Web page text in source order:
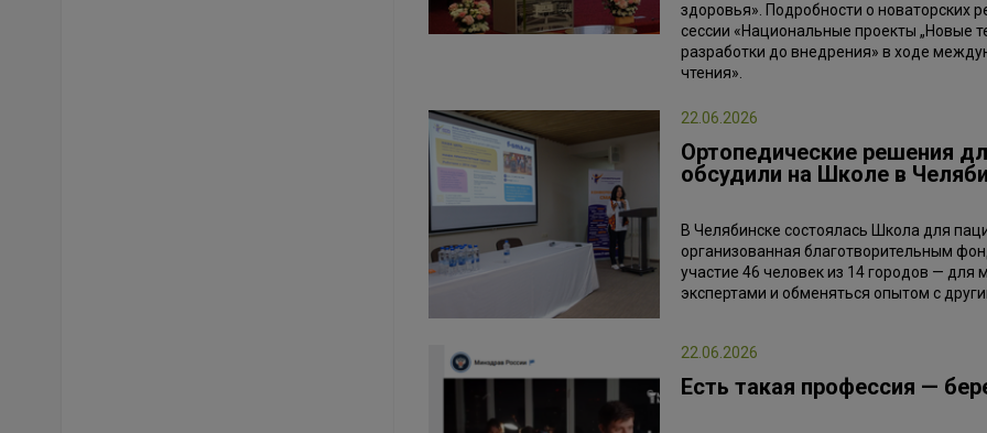
здоровья». Подробности о новаторских
сессии «Национальные проекты „Новые
разработки до внедрения» в ходе
чтения».
22.06.2026
Ортопедические решения
обсудили на Школе в
В Челябинске состоялась Школа для
организованная благотворительным
участие 46 человек из 14 городов — для
экспертами и обменяться опытом с
22.06.2026
Есть такая профессия —